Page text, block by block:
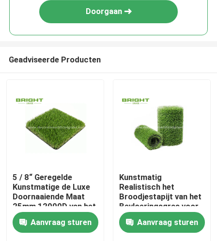
Huis
Producten
Over ons
Doorgaan
Geadviseerde Producten
5 / 8“ Geregelde
Kunstmatige de Luxe
Doornaaiende Maat
25mm 12000D van het
Grasgras
Aanvraag sturen
Kunstmatig
Realistisch het
Broodjestapijt van het
Bevloeringsgras voor
Tuinbinnenplaats
17000D 2 *
25m/Broodje
Aanvraag sturen